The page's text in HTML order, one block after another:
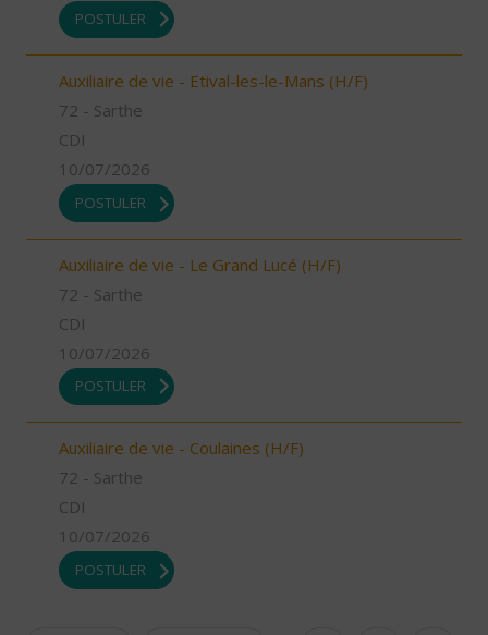
POSTULER
Auxiliaire de vie - Etival-les-le-Mans (H/F)
72 - Sarthe
CDI
10/07/2026
POSTULER
Auxiliaire de vie - Le Grand Lucé (H/F)
72 - Sarthe
CDI
10/07/2026
POSTULER
Auxiliaire de vie - Coulaines (H/F)
72 - Sarthe
CDI
10/07/2026
POSTULER